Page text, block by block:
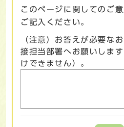
このページに関してのご
ご記入ください。
（注意）お答えが必要な
接担当部署へお願いしま
けできません）。